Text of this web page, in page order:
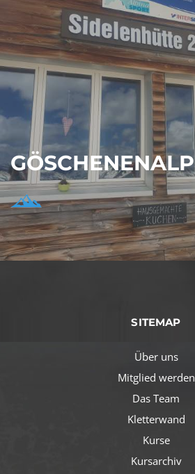
GÖSCHENENALP
SITEMAP
Über uns
Mitglied werden
Das Team
Kletterwand
Kurse
Kursarchiv